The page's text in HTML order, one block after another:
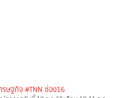
รษฐกิจ #TNN ช่อง16